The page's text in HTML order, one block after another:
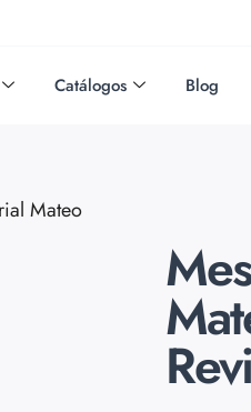
Catálogos Blog
Mateo